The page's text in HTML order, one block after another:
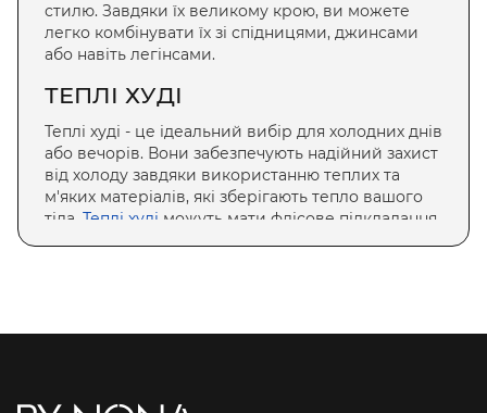
стилю. Завдяки їх великому крою, ви можете
легко комбінувати їх зі спідницями, джинсами
або навіть легінсами.
ТЕПЛІ ХУДІ
Теплі худі - це ідеальний вибір для холодних днів
або вечорів. Вони забезпечують надійний захист
від холоду завдяки використанню теплих та
м'яких матеріалів, які зберігають тепло вашого
тіла. Теплі худі можуть мати флісове підкладання
Худі на флісі - це затишні та зручні моделі, які
матеріалу, який забезпечує додаткову